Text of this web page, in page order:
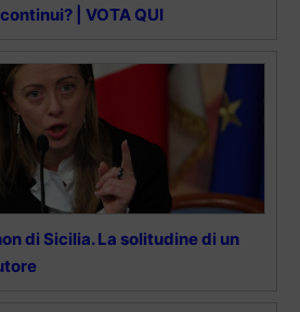
| VOTA QUI
di Sicilia. La solitudine di un